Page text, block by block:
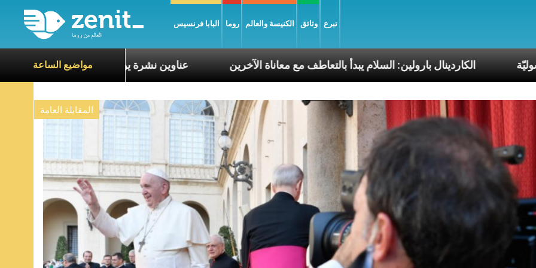
البابا فرنسيس روما الكنيسة والعالم وثائق تبرع
مواضيع الساعة
عناوين نشرة يوم الجمعة 7 آب 2026: السلام يُبنى بصبر يومًا بعد يوم الكاردينال بارولين: السلام يبدأ بالتعاطف مع معاناة الآخرين البابا الرسوليّة
المقابلة العامة